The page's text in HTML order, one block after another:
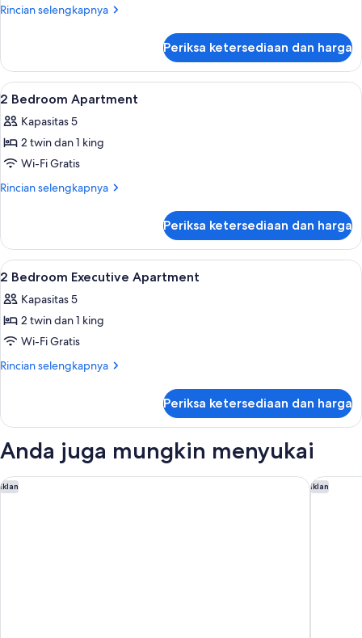
pemandangan
Rincian selengkapnya
Rincian
Apartemen,
kamar
pemandangan
samudra
Periksa ketersediaan dan harga
Lihat
semua
foto
untuk
2
Bedroom
Meja kerja, setrika/meja setrika,
10
2 Bedroom Apartment
Kapasitas 5
2 twin dan 1 king
Wi-Fi Gratis
Rincian selengkapnya
Rincian
2
Bedroom
Apartment
Periksa ketersediaan dan harga
Lihat
semua
foto
untuk
2
Bedroom
Meja kerja, setrika/meja setrika,
6
2 Bedroom Executive Apartment
Kapasitas 5
2 twin dan 1 king
Wi-Fi Gratis
Rincian selengkapnya
Rincian
2
Executive
Periksa ketersediaan dan harga
Anda juga mungkin menyukai
Iklan
RACV Royal Pines Resort Gold Coast Iklan
The